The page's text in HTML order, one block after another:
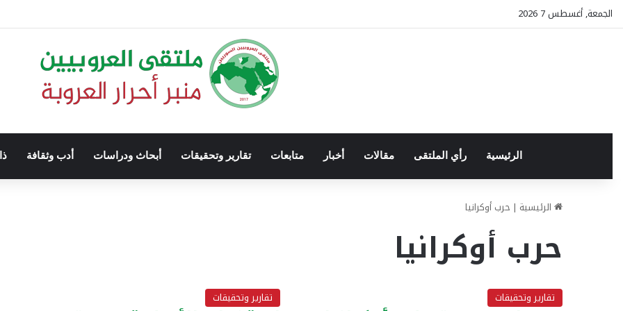
الجمعة, أغسطس 7 2026
الرئيسية رأي الملتقى مقالات أخبار متابعات تقارير وتحقيقات أبحاث ودراسات أدب وثقافة
الرئيسية | حرب أوكرانيا
حرب أوكرانيا
تقارير وتحقيقات تقارير وتحقيقات